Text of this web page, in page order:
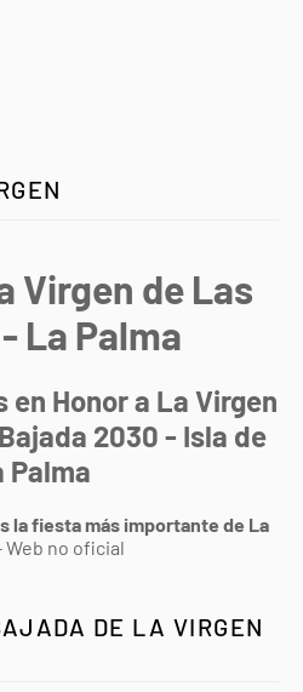
Virgen de Las
La Palma
Honor a La Virgen
2030 - Isla de
Palma
la fiesta más importante de La
no oficial
DE LA VIRGEN